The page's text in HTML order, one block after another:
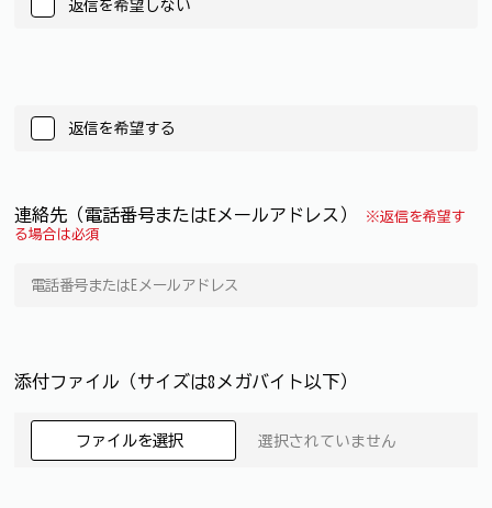
返信を希望しない
返信を希望する
連絡先（電話番号またはEメールアドレス）
※返信を希望す
る場合は必須
添付ファイル（サイズは8メガバイト以下）
ファイルを選択 選択されていません